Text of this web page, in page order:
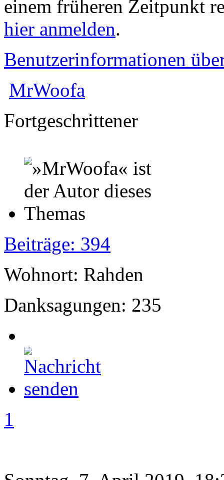
einem früheren Zeitpunkt
hier anmelden.
Benutzerinformationen
MrWoofa
Fortgeschrittener
Beiträge: 394
Wohnort: Rahden
Danksagungen: 235
1